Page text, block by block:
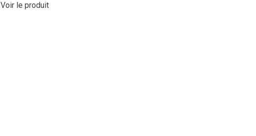
Voir le produit